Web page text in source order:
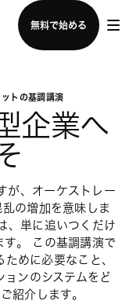
無料で始める
わせる
トの基調講演
企業へ
が、オーケストレー
の増加を意味しま
、単に追いつくだけ
す。 この基調講演で
めに必要なこと、
ンのシステムをど
紹介します。